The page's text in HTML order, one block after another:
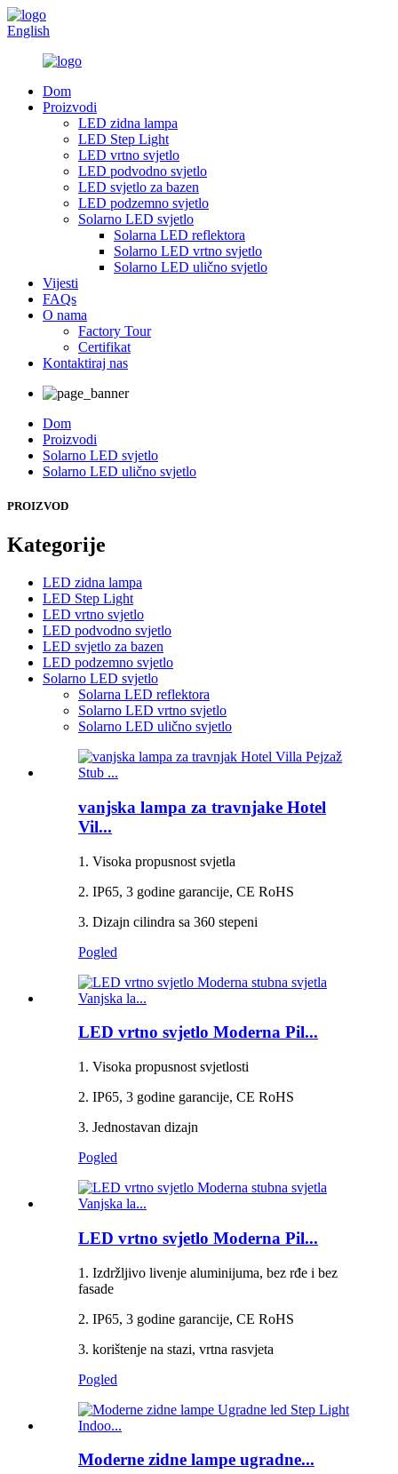
English
Dom
Proizvodi
LED zidna lampa
LED Step Light
LED vrtno svjetlo
LED podvodno svjetlo
LED svjetlo za bazen
LED podzemno svjetlo
Solarno LED svjetlo
Solarna LED reflektora
Solarno LED vrtno svjetlo
Solarno LED ulično svjetlo
Vijesti
FAQs
O nama
Factory Tour
Certifikat
Kontaktiraj nas
Dom
Proizvodi
Solarno LED svjetlo
Solarno LED ulično svjetlo
PROIZVOD
Kategorije
LED zidna lampa
LED Step Light
LED vrtno svjetlo
LED podvodno svjetlo
LED svjetlo za bazen
LED podzemno svjetlo
Solarno LED svjetlo
Solarna LED reflektora
Solarno LED vrtno svjetlo
Solarno LED ulično svjetlo
vanjska lampa za travnjake Hotel
Vil...
1. Visoka propusnost svjetla
2. IP65, 3 godine garancije, CE RoHS
3. Dizajn cilindra sa 360 stepeni
Pogled
LED vrtno svjetlo Moderna Pil...
1. Visoka propusnost svjetlosti
2. IP65, 3 godine garancije, CE RoHS
3. Jednostavan dizajn
Pogled
LED vrtno svjetlo Moderna Pil...
1. Izdržljivo livenje aluminijuma, bez rđe i bez
fasade
2. IP65, 3 godine garancije, CE RoHS
3. korištenje na stazi, vrtna rasvjeta
Pogled
Moderne zidne lampe ugradne...